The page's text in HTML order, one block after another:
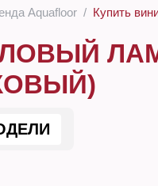
Aquafloor Купить